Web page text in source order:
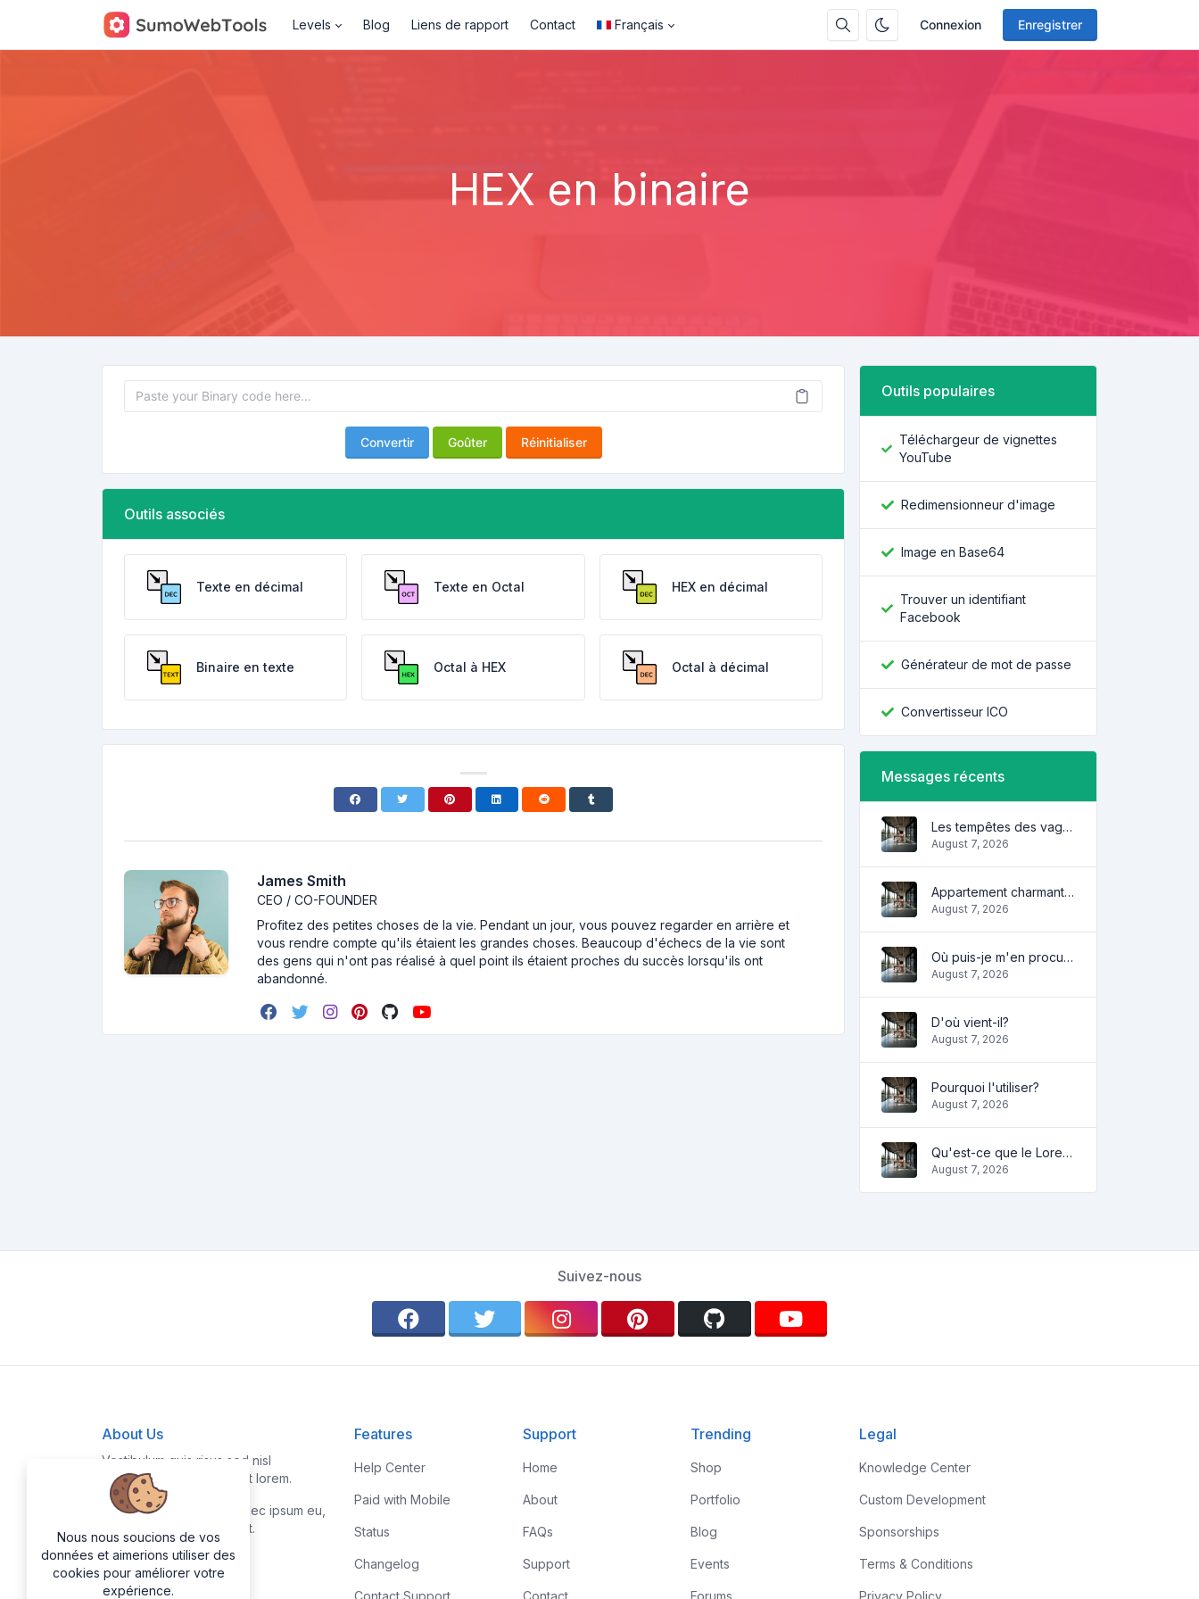
Connexion Enregistrer
Levels Blog Liens de rapport Contact Français
HEX en binaire
Convertir Goûter Réinitialiser
Outils associés
Texte en décimal Texte en Octal HEX en décimal
Binaire en texte Octal à HEX Octal à décimal
James Smith
CEO / CO-FOUNDER
Profitez des petites choses de la vie. Pendant un jour, vous pouvez regarder en arrière et
vous rendre compte qu'ils étaient les grandes choses. Beaucoup d'échecs de la vie sont
des gens qui n'ont pas réalisé à quel point ils étaient proches du succès lorsqu'ils ont
abandonné.
Outils populaires
Téléchargeur de vignettes
YouTube
Redimensionneur d'image
Image en Base64
Trouver un identifiant
Facebook
Générateur de mot de passe
Convertisseur ICO
Messages récents
Les tempêtes des vagues
August 7, 2026
Appartement charmant et confortable
August 7, 2026
Où puis-je m'en procurer?
August 7, 2026
D'où vient-il?
August 7, 2026
Pourquoi l'utiliser?
August 7, 2026
Qu'est-ce que le Lorem Ipsum?
August 7, 2026
Suivez-nous
About Us
Vestibulum quis risus sed nisl
pellentesque aliquet et et lorem.
Fusce nibh nisl, gravida nec ipsum eu,
feugiat condimentum velit.
Features
Help Center
Paid with Mobile
Status
Changelog
Contact Support
Support
Home
About
FAQs
Support
Contact
Trending
Shop
Portfolio
Blog
Events
Forums
Legal
Knowledge Center
Custom Development
Sponsorships
Terms & Conditions
Privacy Policy
Nous nous soucions de vos
données et aimerions utiliser des
cookies pour améliorer votre
expérience.